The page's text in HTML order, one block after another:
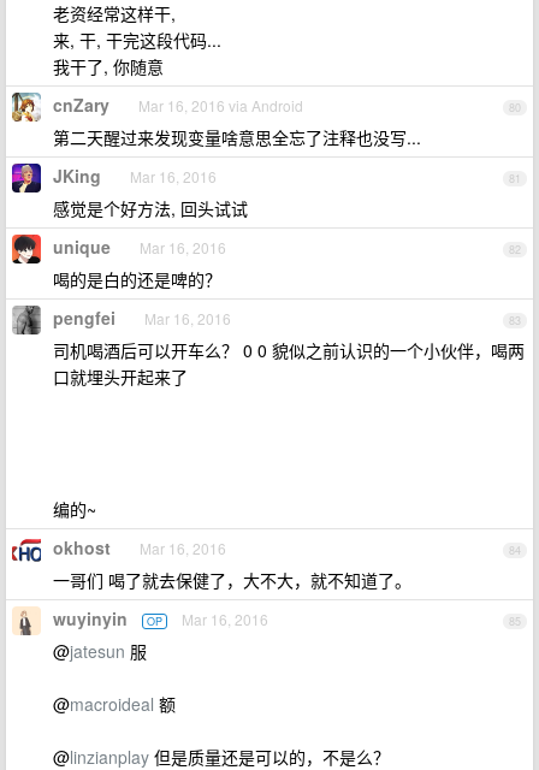
老资经常这样干,
来, 干, 干完这段代码...
我干了, 你随意
80
cnZary Mar 16, 2016 via Android
第二天醒过来发现变量啥意思全忘了注释也没写...
81
JKing Mar 16, 2016
感觉是个好方法, 回头试试
82
unique Mar 16, 2016
喝的是白的还是啤的？
83
pengfei Mar 16, 2016
司机喝酒后可以开车么？ 0 0 貌似之前认识的一个小伙伴，喝两
口就埋头开起来了
编的~
84
okhost Mar 16, 2016
一哥们 喝了就去保健了，大不大，就不知道了。
85
wuyinyin OP Mar 16, 2016
@jatesun 服
@macroideal 额
@linzianplay 但是质量还是可以的，不是么？